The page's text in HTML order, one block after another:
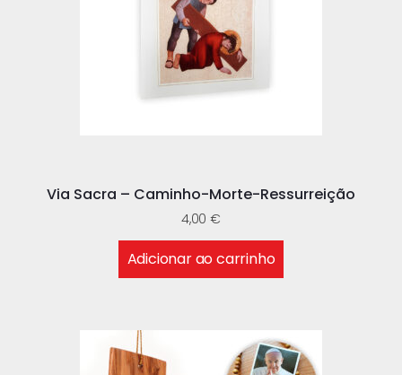
Via Sacra – Caminho-Morte-Ressurreição
4,00€
Adicionar ao carrinho